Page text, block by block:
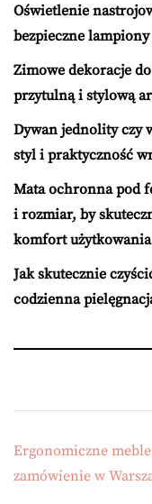
Oświetlenie
bezpieczne
Zimowe dekoracje
przytulną i stylową
Dywan jednolity czy
styl i praktyczność
Mata ochronna pod
i rozmiar, by
komfort użytkowania
Jak skutecznie
codzienna
Ergonomiczne
zamówienie w